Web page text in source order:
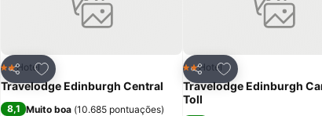
Partilhar
Adicionar aos favoritos
2 Estrelas
Hotel
Travelodge Edinburgh Central
8,1 Muito boa (10.685 pontuações)
Partilhar
Adicionar aos
2 Estrelas
Hotel
Travelodge Edinburgh
Toll